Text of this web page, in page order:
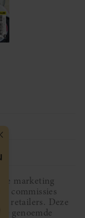
marketing
commissies
retailers. Deze
genoemde